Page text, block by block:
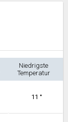
Niedrigste
Temperatur
11 °